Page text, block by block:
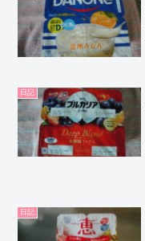
日記
日記